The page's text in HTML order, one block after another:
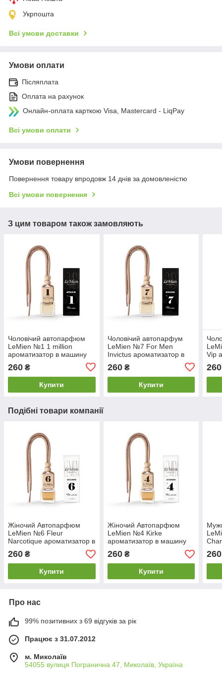
Укрпошта
Всі умови доставки
Умови оплати
Післяплата
Оплата на рахунок
Онлайн-оплата карткою Visa, Mastercard - LiqPay
Всі умови оплати
Умови повернення
Повернення товару впродовж 14 днів за домовленістю
Всі умови повернення
З цим товаром також замовляють
Чоловічий автопарфюм
LeMien №1 1 million
ароматизатор в машину
260 ₴
Купити
Чоловічий автопарфум
LeMien №7 For Men
Invictus ароматизатор в
260₴
Купити
Vip
260
Подібні товари компанії
Жіночий Автопарфюм
LeMien №6 Fleur
Narcotique ароматизатор в
машину
260 ₴
Купити
Жіночий Автопарфюм
LeMien №4 Kirke
ароматизатор в машину
260₴
Купити
260
Про нас
99% позитивних з 69 відгуків за рік
Працює з 31.07.2012
м. Миколаїв
54055 вулиця Погранична 47, Миколаїв, Україна